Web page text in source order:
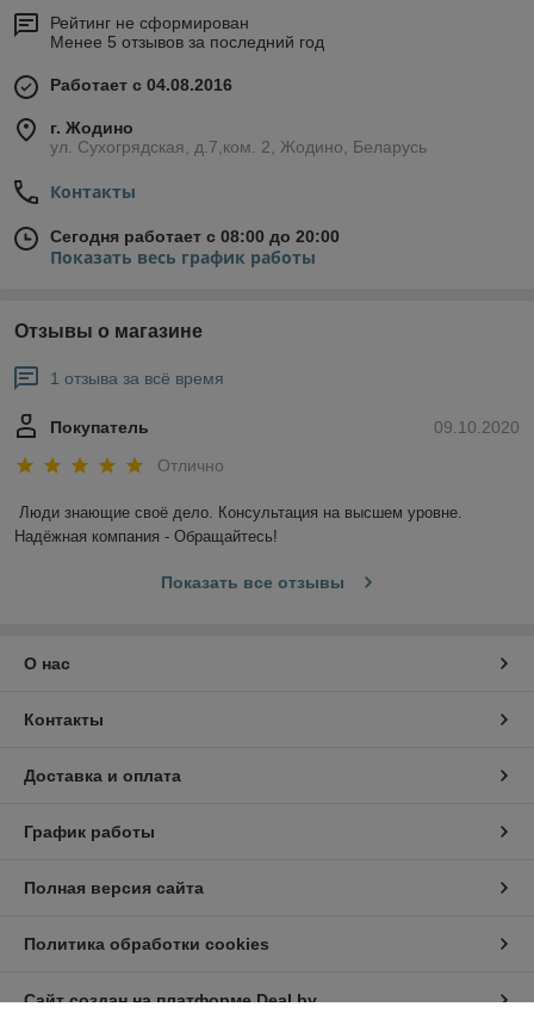
Рейтинг не сформирован
Менее 5 отзывов за последний год
Работает с 04.08.2016
г. Жодино
ул. Сухогрядская, д.7,ком. 2, Жодино, Беларусь
Контакты
Сегодня работает с 08:00 до 20:00
Показать весь график работы
Отзывы о магазине
1 отзыва за всё время
09.10.2020
Покупатель
Отлично
Люди знающие своё дело. Консультация на высшем уровне.
Надёжная компания - Обращайтесь!
Показать все отзывы
О нас
Контакты
Доставка и оплата
График работы
Полная версия сайта
Политика обработки cookies
Сайт создан на платформе Deal.by